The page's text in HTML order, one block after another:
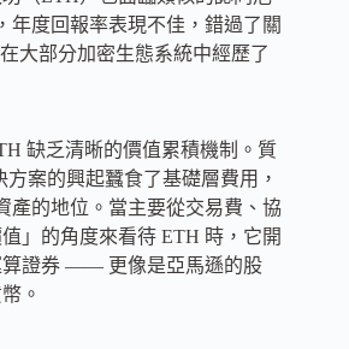
年度回報率表現不佳，錯過了關
大部分加密生態系統中經歷了
缺乏清晰的價值累積機制。質
方案的興起蠶食了基礎層費用，
產的地位。當主要從交易費、協
」的角度來看待 ETH 時，它開
算證券 —— 更像是亞馬遜的股
。